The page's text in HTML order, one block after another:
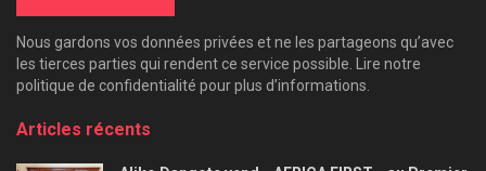
Nous gardons vos données privées et ne les partageons qu’avec
les tierces parties qui rendent ce service possible. Lire notre
politique de confidentialité pour plus d’informations.
Articles récents